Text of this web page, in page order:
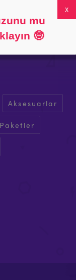
0
Aksesuarlar
Paketler
mu
🤓